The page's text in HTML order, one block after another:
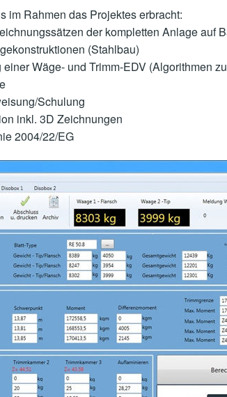
im Rahmen das Projektes erbracht:
der kompletten Anlage auf
(Stahlbau)
Wäge- und Trimm-EDV (Algorithmen
Schulung
inkl. 3D Zeichnungen
2004/22/EG